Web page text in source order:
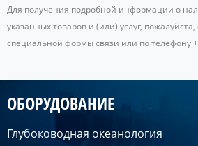
Для получения подробной информации о
указанных товаров и (или) услуг,
специальной формы связи или по телефону
ОБОРУДОВАНИЕ
Глубоководная океанология